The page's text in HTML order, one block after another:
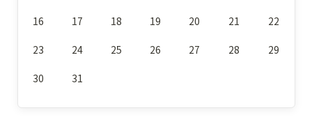
16 17 18 19 20 21 22
23 24 25 26 27 28 29
30 31